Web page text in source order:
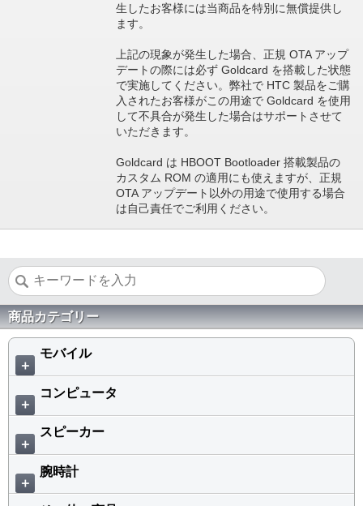
生したお客様には当商品を特別に無償提供し
ます。
上記の現象が発生した場合、正規 OTA アップ
デートの際には必ず Goldcard を搭載した状態
で実施してください。弊社で HTC 製品をご購
入されたお客様がこの用途で Goldcard を使用
して不具合が発生した場合はサポートさせて
いただきます。
Goldcard は HBOOT Bootloader 搭載製品の
カスタム ROM の適用にも使えますが、正規
OTA アップデート以外の用途で使用する場合
は自己責任でご利用ください。
商品カテゴリー
＋
モバイル
＋
コンピュータ
＋
スピーカー
＋
腕時計